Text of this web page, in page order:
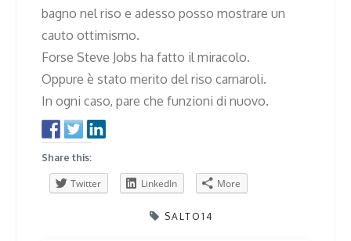
bagno nel riso e adesso posso mostrare un
cauto ottimismo.
Forse Steve Jobs ha fatto il miracolo.
Oppure è stato merito del riso carnaroli.
In ogni caso, pare che funzioni di nuovo.
Share this:
Twitter LinkedIn More
SALTO14